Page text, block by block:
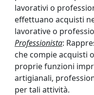
lavorativi o
effettuano acquisti
lavorative o
Professionista:
che compie acquisti
proprie funzioni
artigianali,
per tali attività.